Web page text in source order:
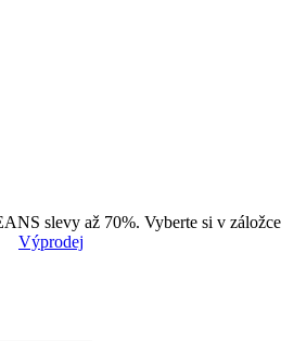
slevy až 70%. Vyberte si v záložce
Výprodej